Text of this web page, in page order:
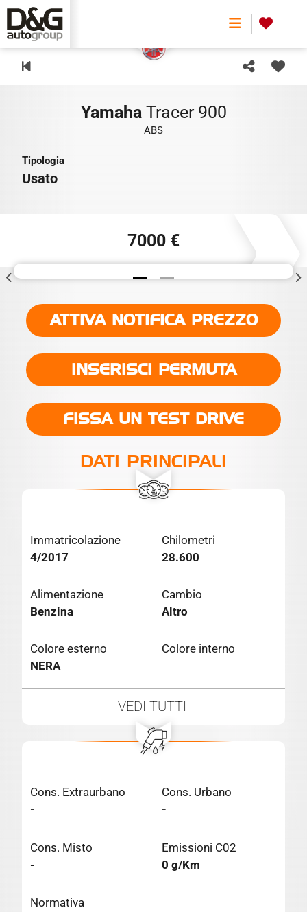
Tipologia
Usato
Yamaha Tracer 900
ABS
7000 €
ATTIVA NOTIFICA PREZZO
INSERISCI PERMUTA
FISSA UN TEST DRIVE
DATI PRINCIPALI
Immatricolazione
4/2017
Chilometri
28.600
Alimentazione
Benzina
Cambio
Altro
Colore esterno
NERA
Colore interno
VEDI TUTTI
Cons. Extraurbano
-
Cons. Urbano
-
Cons. Misto
-
Emissioni C02
0 g/Km
Normativa